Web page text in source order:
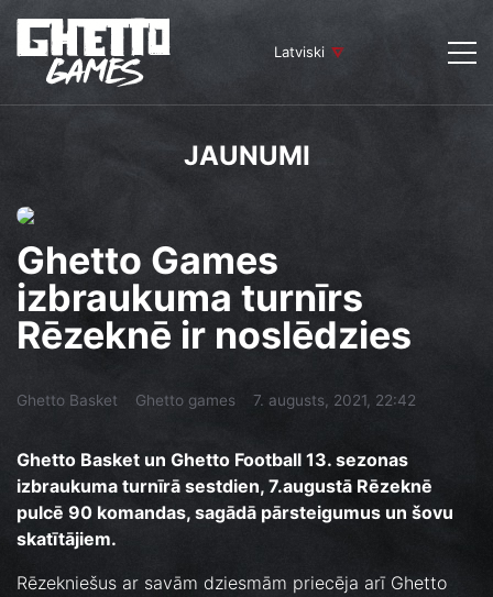
Latviski
JAUNUMI
Ghetto Games
izbraukuma turnīrs
Rēzeknē ir noslēdzies
Ghetto Basket Ghetto games 7. augusts, 2021, 22:42
Ghetto Basket un Ghetto Football 13. sezonas
izbraukuma turnīrā sestdien, 7.augustā Rēzeknē
pulcē 90 komandas, sagādā pārsteigumus un šovu
skatītājiem.
Rēzekniešus ar savām dziesmām priecēja arī Ghetto